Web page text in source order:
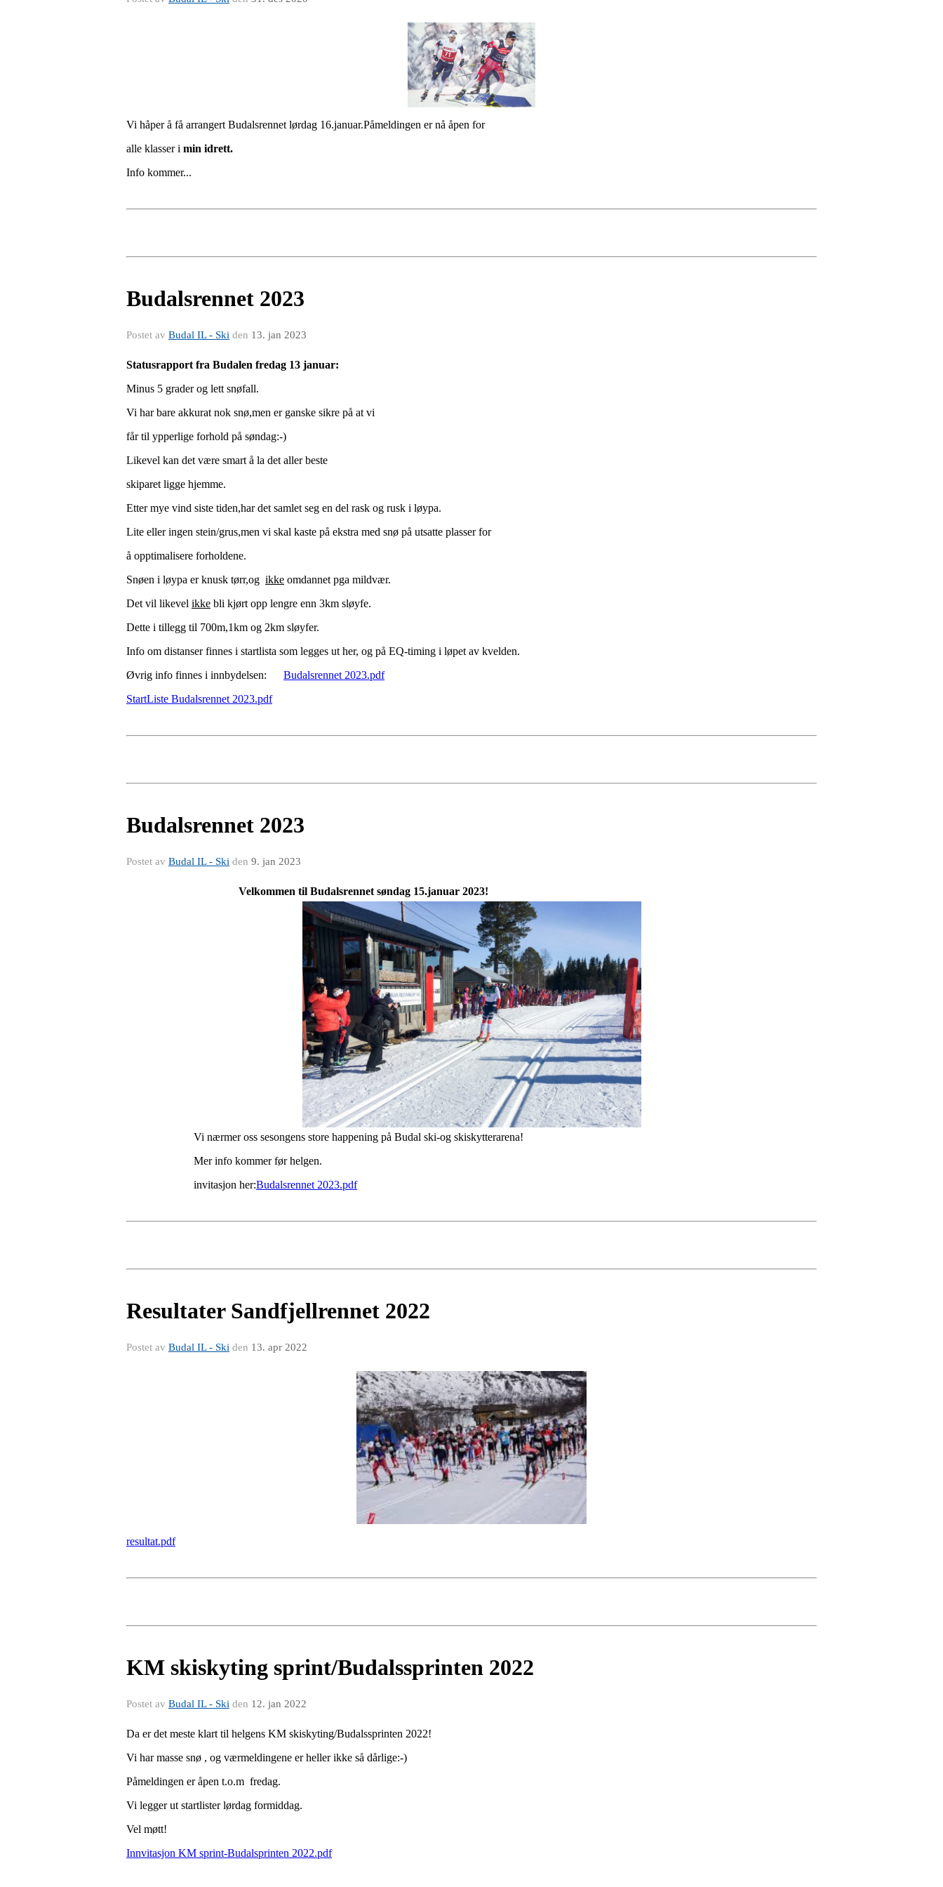
Vi håper å få arrangert Budalsrennet lørdag 16.januar.Påmeldingen er nå åpen for
alle klasser i min idrett.
Info kommer...
Budalsrennet 2023
Postet av Budal IL - Ski den 13. jan 2023
Statusrapport fra Budalen fredag 13 januar:
Minus 5 grader og lett snøfall.
Vi har bare akkurat nok snø,men er ganske sikre på at vi
får til ypperlige forhold på søndag:-)
Likevel kan det være smart å la det aller beste
skiparet ligge hjemme.
Etter mye vind siste tiden,har det samlet seg en del rask og rusk i løypa.
Lite eller ingen stein/grus,men vi skal kaste på ekstra med snø på utsatte plasser for
å opptimalisere forholdene.
Snøen i løypa er knusk tørr,og ikke omdannet pga mildvær.
Det vil likevel ikke bli kjørt opp lengre enn 3km sløyfe.
Dette i tillegg til 700m,1km og 2km sløyfer.
Info om distanser finnes i startlista som legges ut her, og på EQ-timing i løpet av kvelden.
Øvrig info finnes i innbydelsen: Budalsrennet 2023.pdf
StartListe Budalsrennet 2023.pdf
Budalsrennet 2023
Postet av Budal IL - Ski den 9. jan 2023
Velkommen til Budalsrennet søndag 15.januar 2023!
Vi nærmer oss sesongens store happening på Budal ski-og skiskytterarena!
Mer info kommer før helgen.
invitasjon her:Budalsrennet 2023.pdf
Resultater Sandfjellrennet 2022
Postet av Budal IL - Ski den 13. apr 2022
resultat.pdf
KM skiskyting sprint/Budalssprinten 2022
Postet av Budal IL - Ski den 12. jan 2022
Da er det meste klart til helgens KM skiskyting/Budalssprinten 2022!
Vi har masse snø , og værmeldingene er heller ikke så dårlige:-)
Påmeldingen er åpen t.o.m fredag.
Vi legger ut startlister lørdag formiddag.
Vel møtt!
Innvitasjon KM sprint-Budalsprinten 2022.pdf